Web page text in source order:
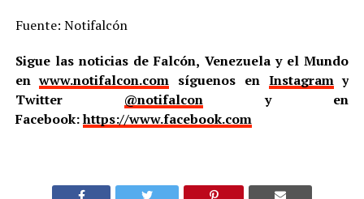
Fuente: Notifalcón
Sigue las noticias de Falcón, Venezuela y el Mundo
enwww.notifalcon.com síguenos en Instagramy
Twitter @notifalcony en
Facebook:https://www.facebook.com